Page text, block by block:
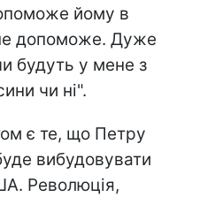
йому в
допоможе. Дуже
будуть у мене з
чи ні".
є те, що Петру
вибудовувати
Революція,